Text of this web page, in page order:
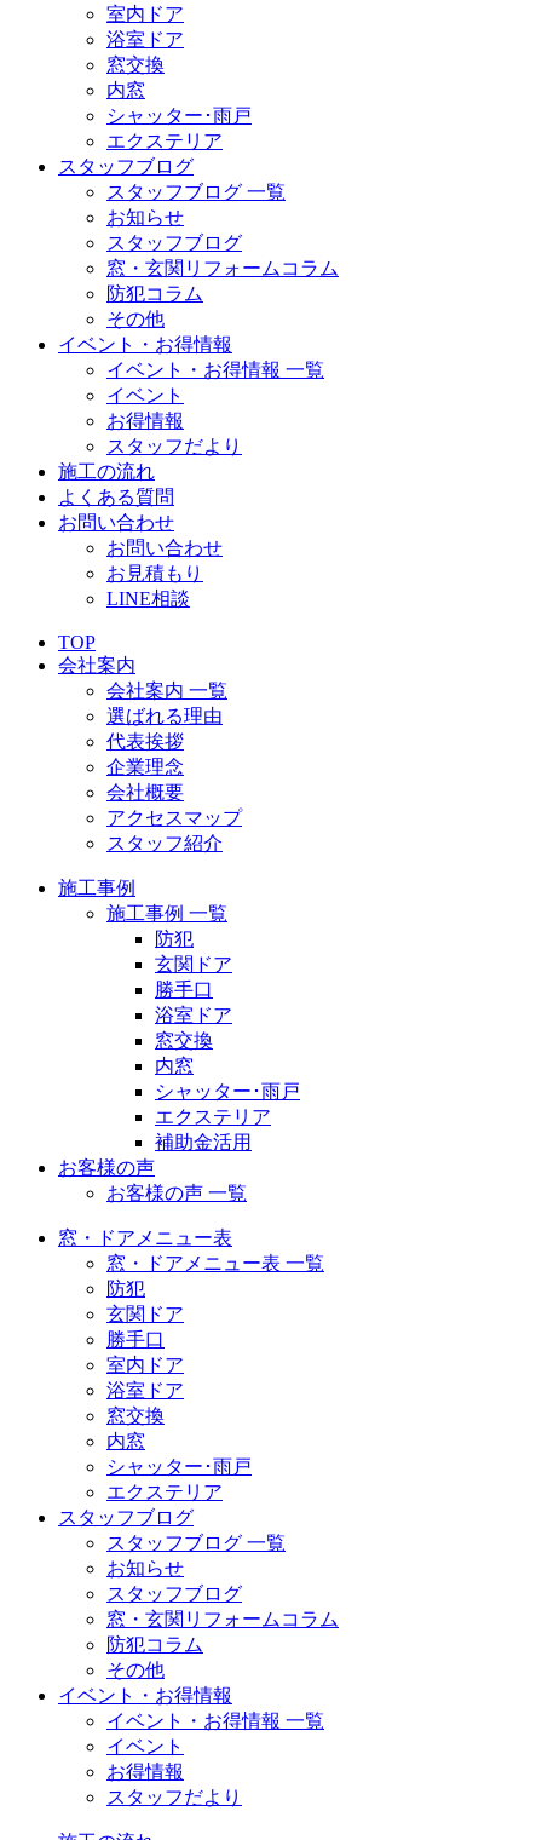
室内ドア
浴室ドア
窓交換
内窓
シャッター･雨戸
エクステリア
スタッフブログ
スタッフブログ 一覧
お知らせ
スタッフブログ
窓・玄関リフォームコラム
防犯コラム
その他
イベント・お得情報
イベント・お得情報 一覧
イベント
お得情報
スタッフだより
施工の流れ
よくある質問
お問い合わせ
お問い合わせ
お見積もり
LINE相談
TOP
会社案内
会社案内 一覧
選ばれる理由
代表挨拶
企業理念
会社概要
アクセスマップ
スタッフ紹介
施工事例
施工事例 一覧
防犯
玄関ドア
勝手口
浴室ドア
窓交換
内窓
シャッター･雨戸
エクステリア
補助金活用
お客様の声
お客様の声 一覧
窓・ドアメニュー表
窓・ドアメニュー表 一覧
防犯
玄関ドア
勝手口
室内ドア
浴室ドア
窓交換
内窓
シャッター･雨戸
エクステリア
スタッフブログ
スタッフブログ 一覧
お知らせ
スタッフブログ
窓・玄関リフォームコラム
防犯コラム
その他
イベント・お得情報
イベント・お得情報 一覧
イベント
お得情報
スタッフだより